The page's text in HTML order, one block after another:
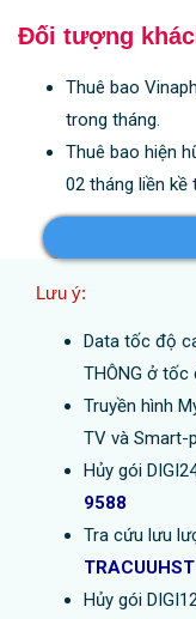
Đối tượng
Thuê bao
trong tháng.
Thuê bao hiện
02 tháng liền kề
Lưu ý:
Data tốc độ
THÔNG ở tốc
Truyền hình
TV và Smart-
Hủy gói
9588
Tra cứu lưu
TRACUUHST
Hủy gói